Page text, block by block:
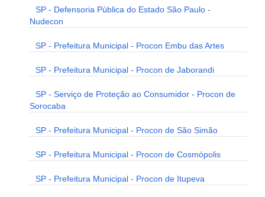
SP - Defensoria Pública do Estado São Paulo -
Nudecon
SP - Prefeitura Municipal - Procon Embu das Artes
SP - Prefeitura Municipal - Procon de Jaborandi
SP - Serviço de Proteção ao Consumidor - Procon de
Sorocaba
SP - Prefeitura Municipal - Procon de São Simão
SP - Prefeitura Municipal - Procon de Cosmópolis
SP - Prefeitura Municipal - Procon de Itupeva